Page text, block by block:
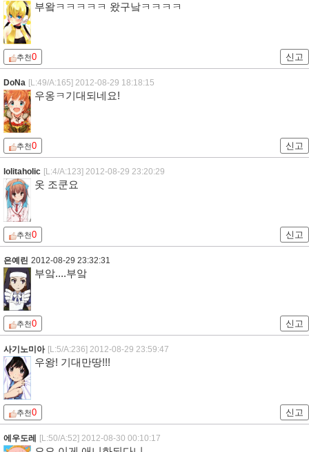
부왘ㅋㅋㅋㅋㅋ 왔구낰ㅋㅋㅋㅋ
추천0 신고
DoNa [L:49/A:165] 2012-08-29 18:18:15
우옹ㅋ기대되네요!
추천0 신고
lolitaholic [L:4/A:123] 2012-08-29 23:20:29
옷 조쿤요
추천0 신고
은예린 2012-08-29 23:32:31
부앜....부앜
추천0 신고
사기노미아 [L:5/A:236] 2012-08-29 23:59:47
우왕! 기대만땅!!!
추천0 신고
에우도레 [L:50/A:52] 2012-08-30 00:10:17